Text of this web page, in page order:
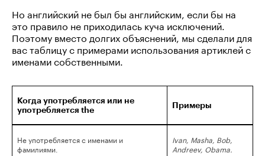
Но английский не был бы английским, если бы на
это правило не приходилась куча исключений.
Поэтому вместо долгих объяснений, мы сделали для
вас таблицу с примерами использования артиклей с
именами собственными.
Когда употребляется или не
употребляется the
Примеры
Не употребляется с именами и
фамилиями.
Ivan, Masha, Bob,
Andreev, Obama.